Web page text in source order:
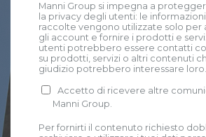
Manni Group si impegna a
la privacy degli utenti: le
raccolte vengono utilizzate solo per
gli account e fornire i prodotti e
utenti potrebbero essere contatti
su prodotti, servizi o altri contenuti
giudizio potrebbero interessare loro.
Accetto di ricevere altre
Manni Group.
Per fornirti il contenuto richiesto